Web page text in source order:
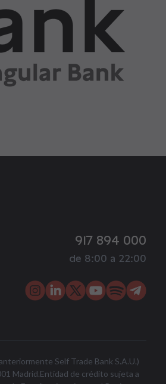
917 894 000
de 8:00 a 22:00
Self Trade Bank S.A.U.)
Madrid.Entidad de crédito sujeta a